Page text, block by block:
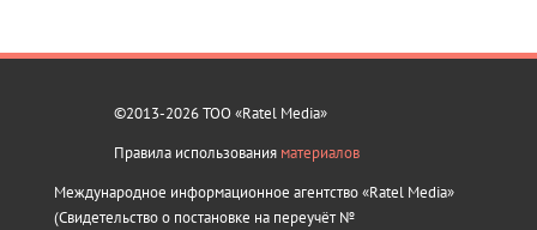
©2013-2026 ТОО «Ratel Media»
Правила использования материалов
Международное информационное агентство «Ratel Media»
(Свидетельство о постановке на переучёт №